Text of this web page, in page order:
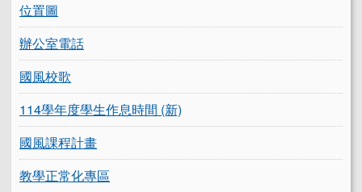
位置圖
辦公室電話
國風校歌
114學年度學生作息時間 (新)
國風課程計畫
教學正常化專區